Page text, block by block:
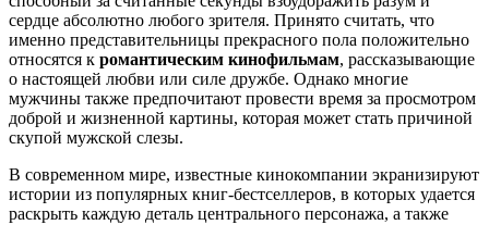
сердце абсолютно любого зрителя. Принято считать, что
именно представительницы прекрасного пола положительно
относятся к романтическим кинофильмам, рассказывающие
о настоящей любви или силе дружбе. Однако многие
мужчины также предпочитают провести время за просмотром
доброй и жизненной картины, которая может стать причиной
скупой мужской слезы.
В современном мире, известные кинокомпании экранизируют
истории из популярных книг-бестселлеров, в которых удается
раскрыть каждую деталь центрального персонажа, а также